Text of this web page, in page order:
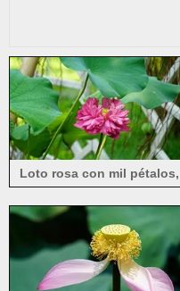
Loto rosa con mil pétalos,